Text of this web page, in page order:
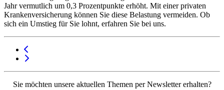
Jahr vermutlich um 0,3 Prozentpunkte erhöht. Mit einer privaten
Krankenversicherung können Sie diese Belastung vermeiden. Ob
sich ein Umstieg für Sie lohnt, erfahren Sie bei uns.
Sie möchten unsere aktuellen Themen per Newsletter erhalten?